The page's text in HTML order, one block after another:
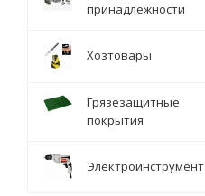
принадлежности
Хозтовары
Грязезащитные
покрытия
Электроинструмент